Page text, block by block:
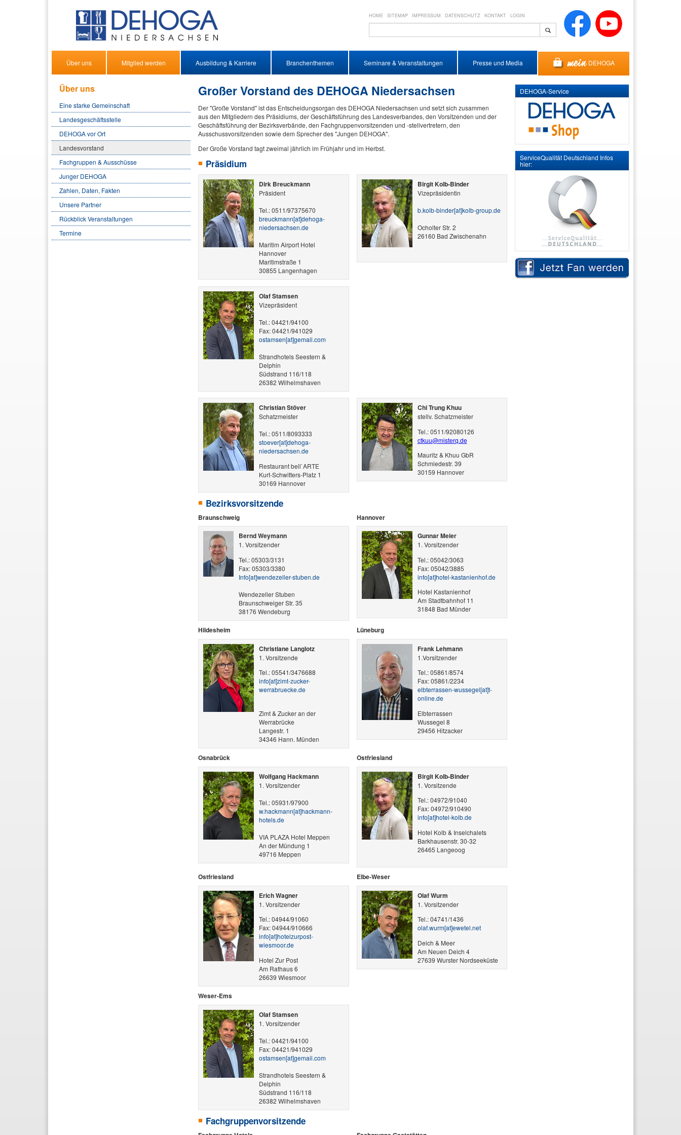
HOME SITEMAP IMPRESSUM DATENSCHUTZ KONTAKT LOGIN
Über uns Mitglied werden Ausbildung & Karriere Branchenthemen Seminare & Veranstaltungen Presse und Media DEHOGA
Über uns
Eine starke Gemeinschaft
Landesgeschäftsstelle
DEHOGA vor Ort
Landesvorstand
Fachgruppen & Ausschüsse
Junger DEHOGA
Zahlen, Daten, Fakten
Unsere Partner
Rückblick Veranstaltungen
Termine
Großer Vorstand des DEHOGA Niedersachsen
Der "Große Vorstand" ist das Entscheidungsorgan des DEHOGA Niedersachsen und setzt sich zusammen
aus den Mitgliedern des Präsidiums, der Geschäftsführung des Landesverbandes, den Vorsitzenden und der
Geschäftsführung der Bezirksverbände, den Fachgruppenvorsitzenden und -stellvertretern, den
Ausschussvorsitzenden sowie dem Sprecher des "Jungen DEHOGA".
Der Große Vorstand tagt zweimal jährlich im Frühjahr und im Herbst.
Präsidium
Dirk Breuckmann
Präsident
Tel.: 0511/97375670
breuckmann​[at]​dehoga-
niedersachsen.de
Maritim Airport Hotel
Hannover
Maritimstraße 1
30855 Langenhagen
Birgit Kolb-Binder
Vizepräsidentin
b.kolb-binder​[at]​kolb-group.de
Ocholter Str. 2
26160 Bad Zwischenahn
Olaf Stamsen
Vizepräsident
Tel.: 04421/94100
Fax: 04421/941029
ostamsen​[at]​gemail.com
Strandhotels Seestern &
Delphin
Südstrand 116/118
26382 Wilhelmshaven
Christian Stöver
Schatzmeister
Tel.: 0511/8093333
stoever​[at]​dehoga-
niedersachsen.de
Restaurant bell`ARTE
Kurt-Schwitters-Platz 1
30169 Hannover
Chi Trung Khuu
stellv. Schatzmeister
Tel.: 0511/92080126
ctkuu@misterq.de
Mauritz & Khuu GbR
Schmiedestr. 39
30159 Hannover
Bezirksvorsitzende
Braunschweig
Bernd Weymann
1. Vorsitzender
Tel.: 05303/3131
Fax: 05303/3380
Info​[at]​wendezeller-stuben.de
Wendezeller Stuben
Braunschweiger Str. 35
38176 Wendeburg
Hannover
Gunnar Meier
1. Vorsitzender
Tel.: 05042/3063
Fax: 05042/3885
info​[at]​hotel-kastanienhof.de
Hotel Kastanienhof
Am Stadtbahnhof 11
31848 Bad Münder
Hildesheim
Christiane Langlotz
1. Vorsitzende
Tel.: 05541/3476688
info​[at]​zimt-zucker-
werrabruecke.de
Zimt & Zucker an der
Werrabrücke
Langestr. 1
34346 Hann. Münden
Lüneburg
Frank Lehmann
1.Vorsitzender
Tel.: 05861/8574
Fax: 05861/2234
elbterrassen-wussegel​[at]​t-
online.de
Elbterrassen
Wussegel 8
29456 Hitzacker
Osnabrück
Wolfgang Hackmann
1. Vorsitzender
Tel.: 05931/97900
w.hackmann​[at]​hackmann-
hotels.de
VIA PLAZA Hotel Meppen
An der Mündung 1
49716 Meppen
Ostfriesland
Birgit Kolb-Binder
1. Vorsitzende
Tel.: 04972/91040
Fax: 04972/910490
info​[at]​hotel-kolb.de
Hotel Kolb & Inselchalets
Barkhausenstr. 30-32
26465 Langeoog
Ostfriesland
Erich Wagner
1. Vorsitzender
Tel.: 04944/91060
Fax: 04944/910666
info​[at]​hotelzurpost-
wiesmoor.de
Hotel Zur Post
Am Rathaus 6
26639 Wiesmoor
Elbe-Weser
Olaf Wurm
1. Vorsitzender
Tel.: 04741/1436
olaf.wurm​[at]​ewetel.net
Deich & Meer
Am Neuen Deich 4
27639 Wurster Nordseeküste
Weser-Ems
Olaf Stamsen
1. Vorsitzender
Tel.: 04421/94100
Fax: 04421/941029
ostamsen​[at]​gemail.com
Strandhotels Seestern &
Delphin
Südstrand 116/118
26382 Wilhelmshaven
Fachgruppenvorsitzende
DEHOGA-Service
ServiceQualität Deutschland Infos
hier: